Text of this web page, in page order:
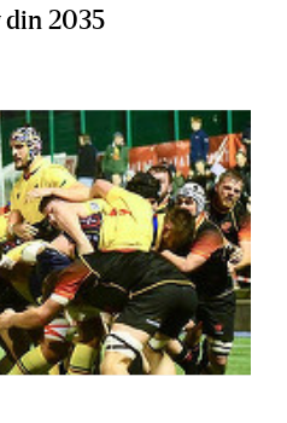
din 2035